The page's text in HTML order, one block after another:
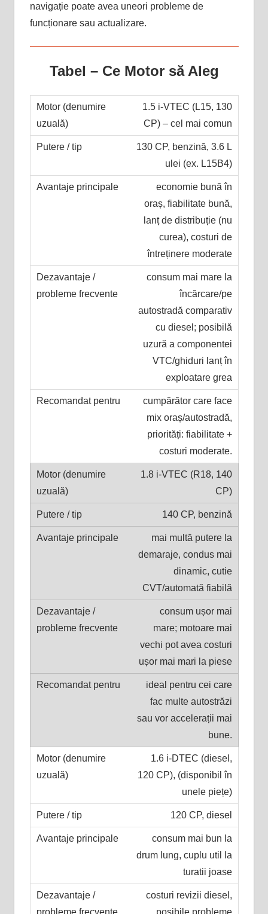
navigație poate avea uneori probleme de
funcționare sau actualizare.
Tabel – Ce Motor să Aleg
1.5 i-VTEC (L15, 130
CP) – cel mai comun
130 CP, benzină, 3.6 L
ulei (ex. L15B4)
economie bună în
oraș, fiabilitate bună,
lanț de distribuție (nu
curea), costuri de
întreținere moderate
consum mai mare la
încărcare/pe
autostradă comparativ
cu diesel; posibilă
uzură a componentei
VTC/ghiduri lanț în
exploatare grea
cumpărător care face
mix oraș/autostradă,
priorități: fiabilitate +
costuri moderate.
1.8 i-VTEC (R18, 140
CP)
140 CP, benzină
mai multă putere la
demaraje, condus mai
dinamic, cutie
CVT/automată fiabilă
consum ușor mai
mare; motoare mai
vechi pot avea costuri
ușor mai mari la piese
ideal pentru cei care
fac multe autostrăzi
sau vor accelerații mai
bune.
1.6 i-DTEC (diesel,
120 CP), (disponibil în
unele piețe)
120 CP, diesel
consum mai bun la
drum lung, cuplu util la
turatii joase
costuri revizii diesel,
posibile probleme